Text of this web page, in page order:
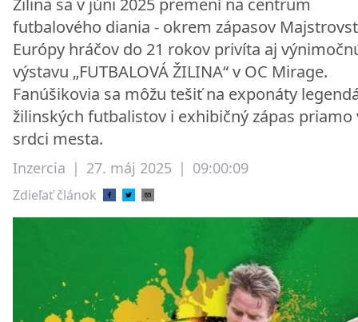
Žilina sa v júni 2025 premení na centrum
futbalového diania - okrem zápasov
Európy hráčov do 21 rokov privíta aj
výstavu „FUTBALOVÁ ŽILINA“ v OC Mirage.
Fanúšikovia sa môžu tešiť na exponáty
žilinských futbalistov i exhibičný zápas priamo
srdci mesta.
Inzercia | 27. máj 2025 | 09:00:09
Zdieľať článok